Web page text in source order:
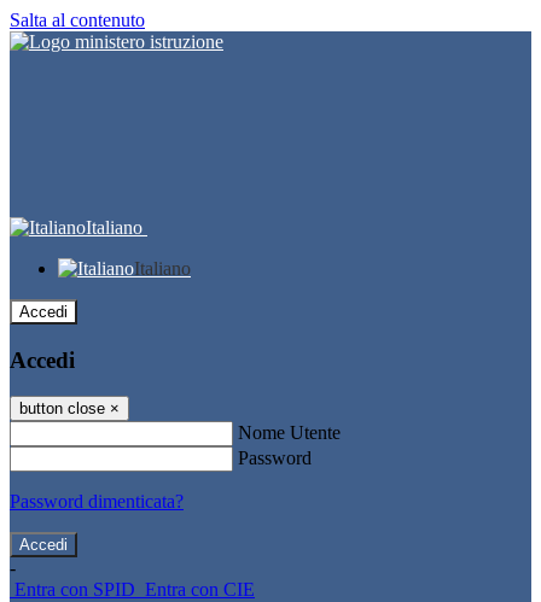
Salta al contenuto
Italiano
Italiano
Accedi
Accedi
button close ×
Nome Utente
Password
Password dimenticata?
-
Entra con SPID Entra con CIE